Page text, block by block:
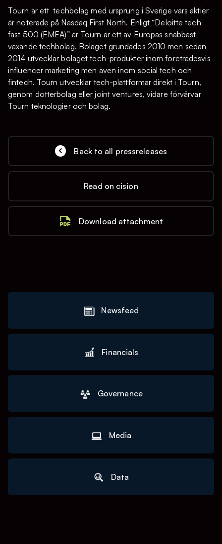
Tourn är ett techbolag med ursprung i Sverige vars aktier
är noterade på Nasdaq First North. Enligt “Deloitte tech
fast 500 (EMEA)” är Tourn är ett av Europas snabbast
växande techbolag. Bolaget grundades 2010 men sedan
2014 utvecklar bolaget tech-produkter inom företrädesvis
influencer marketing men även inom social tech och
fintech. Tourn utvecklar tech-plattformar direkt i Tourn,
genom dotterbolag eller joint ventures, vidare förvärvar
Tourn teknologier och bolag.
Back to all pressreleases
Read on cision
Download attachment
Newsfeed
Financials
Governance
Media
Data